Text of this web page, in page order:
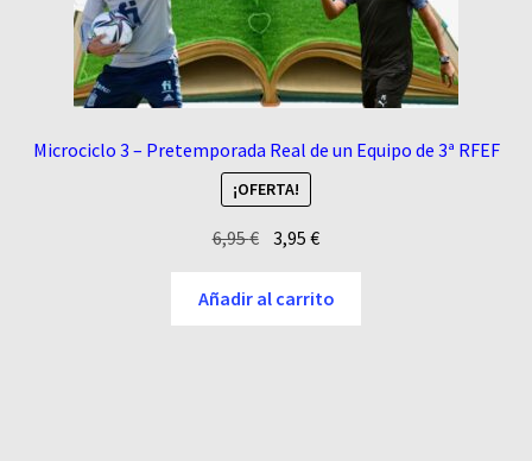
Microciclo 3 – Pretemporada Real de un Equipo de 3ª RFEF
¡OFERTA!
6,95€ El
original
3,95€El
actual
Añadir al carrito